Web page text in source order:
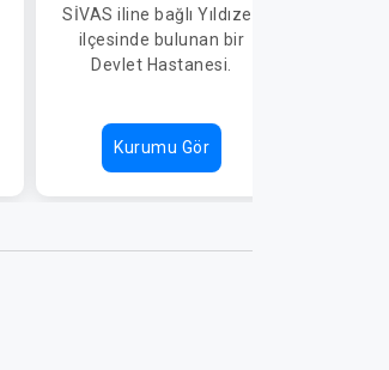
SİVAS iline bağlı Yıldızeli
ilçesinde bulunan bir
Devlet Hastanesi.
Kurumu Gör